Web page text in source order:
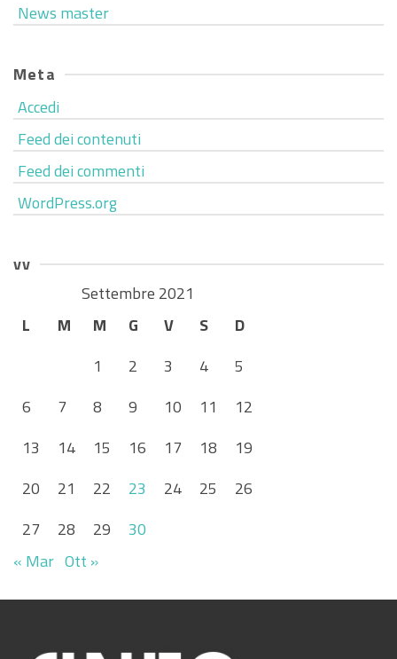
News master
Meta
Accedi
Feed dei contenuti
Feed dei commenti
WordPress.org
vv
Settembre 2021
L
M M G V S
D
1
2 3 4
5
6
7 8 9 10 11
12
13
14 15 16 17 18
19
20
21 22 23 24 25
26
27
28 29
30
« Mar Ott »